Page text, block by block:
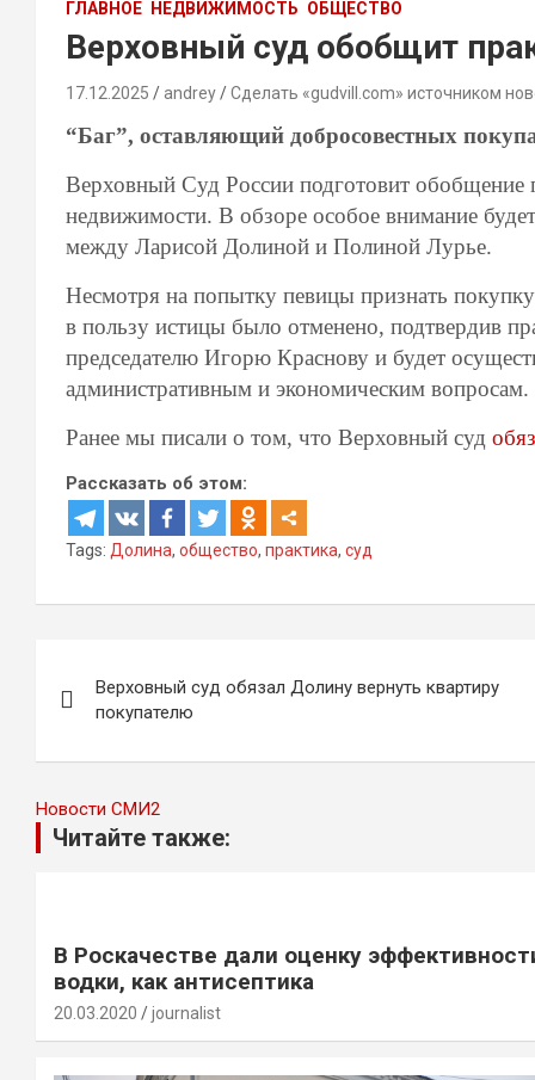
ГЛАВНОЕ НЕДВИЖИМОСТЬ ОБЩЕСТВО
Верховный суд обобщит
17.12.2025 andrey Сделать «gudvill.com» источником
“Баг”, оставляющий добросовестных
Верховный Суд России подготовит обобщение
недвижимости. В обзоре особое внимание
между Ларисой Долиной и Полиной Лурье.
Несмотря на попытку певицы признать
в пользу истицы было отменено, подтвердив
председателю Игорю Краснову и будет
административным и экономическим вопросам.
Ранее мы писали о том, что Верховный суд
Рассказать об этом:
Tags: Долина, общество, практика, суд
по
записям
Верховный суд обязал Долину вернуть квартиру
покупателю
Новости СМИ2
Читайте также:
В Роскачестве дали оценку
водки, как антисептика
20.03.2020 journalist